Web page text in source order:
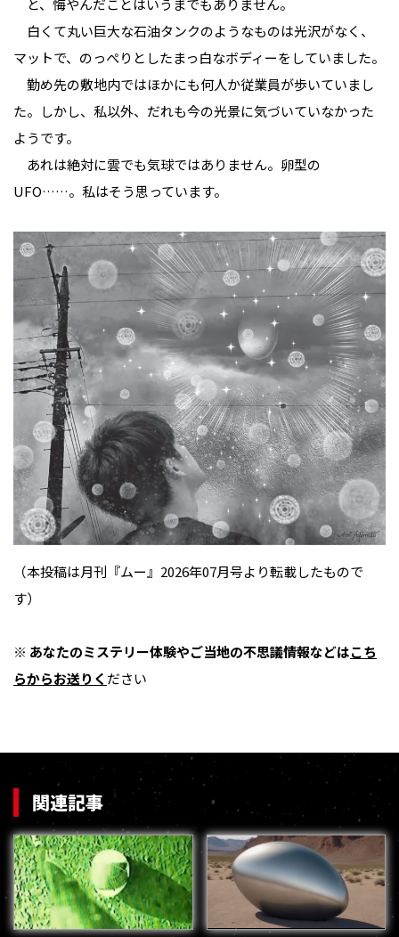
と、悔やんだことはいうまでもありません。
白くて丸い巨大な石油タンクのようなものは光沢がなく、
マットで、のっぺりとしたまっ白なボディーをしていました。
勤め先の敷地内ではほかにも何人か従業員が歩いていまし
た。しかし、私以外、だれも今の光景に気づいていなかった
ようです。
あれは絶対に雲でも気球ではありません。卵型の
UFO……。私はそう思っています。
（本投稿は月刊『ムー』2026年07月号より転載したもので
す）
※ あなたのミステリー体験やご当地の不思議情報などはこち
らからお送りく ださい
関連記事